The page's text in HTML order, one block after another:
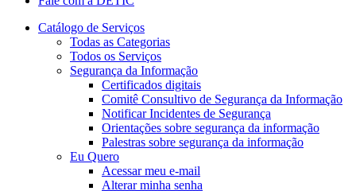
Catálogo de Serviços
Todas as Categorias
Todos os Serviços
Segurança da Informação
Certificados digitais
Comitê Consultivo de Segurança da Informação
Notificar Incidentes de Segurança
Orientações sobre segurança da informação
Palestras sobre segurança da informação
Eu Quero
Acessar meu e-mail
Alterar minha senha